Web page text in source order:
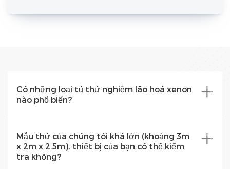
Có những loại tủ thử nghiệm lão hoá xenon
nào phổ biến?
Mẫu thử của chúng tôi khá lớn (khoảng 3m
x 2m x 2.5m), thiết bị của bạn có thể kiểm
tra không?